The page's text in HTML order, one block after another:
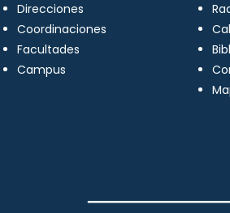
Direcciones
Coordinaciones
Facultades
Campus